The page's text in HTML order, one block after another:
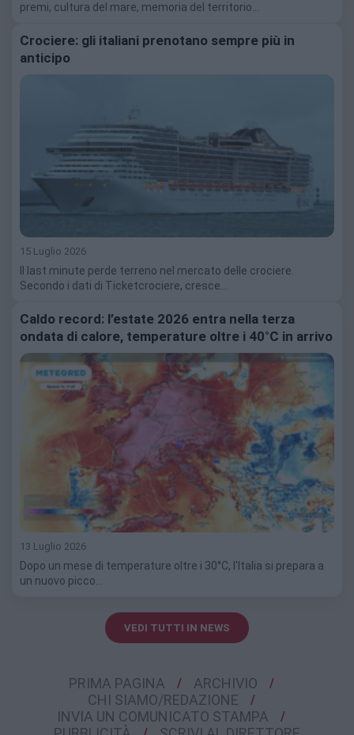
premi, cultura del mare, memoria del territorio…
Crociere: gli italiani prenotano sempre più in
anticipo
15 Luglio 2026
Il last minute perde terreno nel mercato delle crociere.
Secondo i dati di Ticketcrociere, cresce…
Caldo record: l’estate 2026 entra nella terza
ondata di calore, temperature oltre i 40°C in arrivo
13 Luglio 2026
Dopo un mese di temperature oltre i 30°C, l'Italia si prepara a
un nuovo picco…
VEDI TUTTI IN NEWS
PRIMA PAGINA
ARCHIVIO
CHI SIAMO/REDAZIONE
INVIA UN COMUNICATO STAMPA